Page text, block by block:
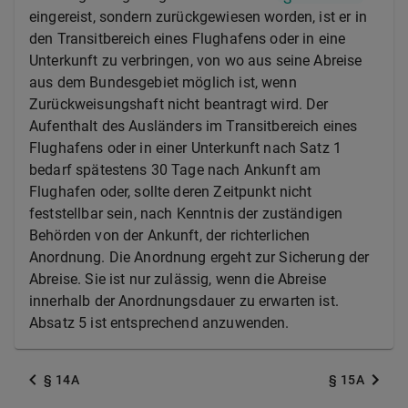
eingereist, sondern zurückgewiesen worden, ist er in
den Transitbereich eines Flughafens oder in eine
Unterkunft zu verbringen, von wo aus seine Abreise
aus dem Bundesgebiet möglich ist, wenn
Zurückweisungshaft nicht beantragt wird. Der
Aufenthalt des Ausländers im Transitbereich eines
Flughafens oder in einer Unterkunft nach Satz 1
bedarf spätestens 30 Tage nach Ankunft am
Flughafen oder, sollte deren Zeitpunkt nicht
feststellbar sein, nach Kenntnis der zuständigen
Behörden von der Ankunft, der richterlichen
Anordnung. Die Anordnung ergeht zur Sicherung der
Abreise. Sie ist nur zulässig, wenn die Abreise
innerhalb der Anordnungsdauer zu erwarten ist.
Absatz 5 ist entsprechend anzuwenden.
§ 14A § 15A